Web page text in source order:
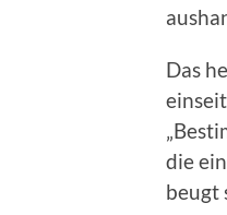
Das
die
beugt